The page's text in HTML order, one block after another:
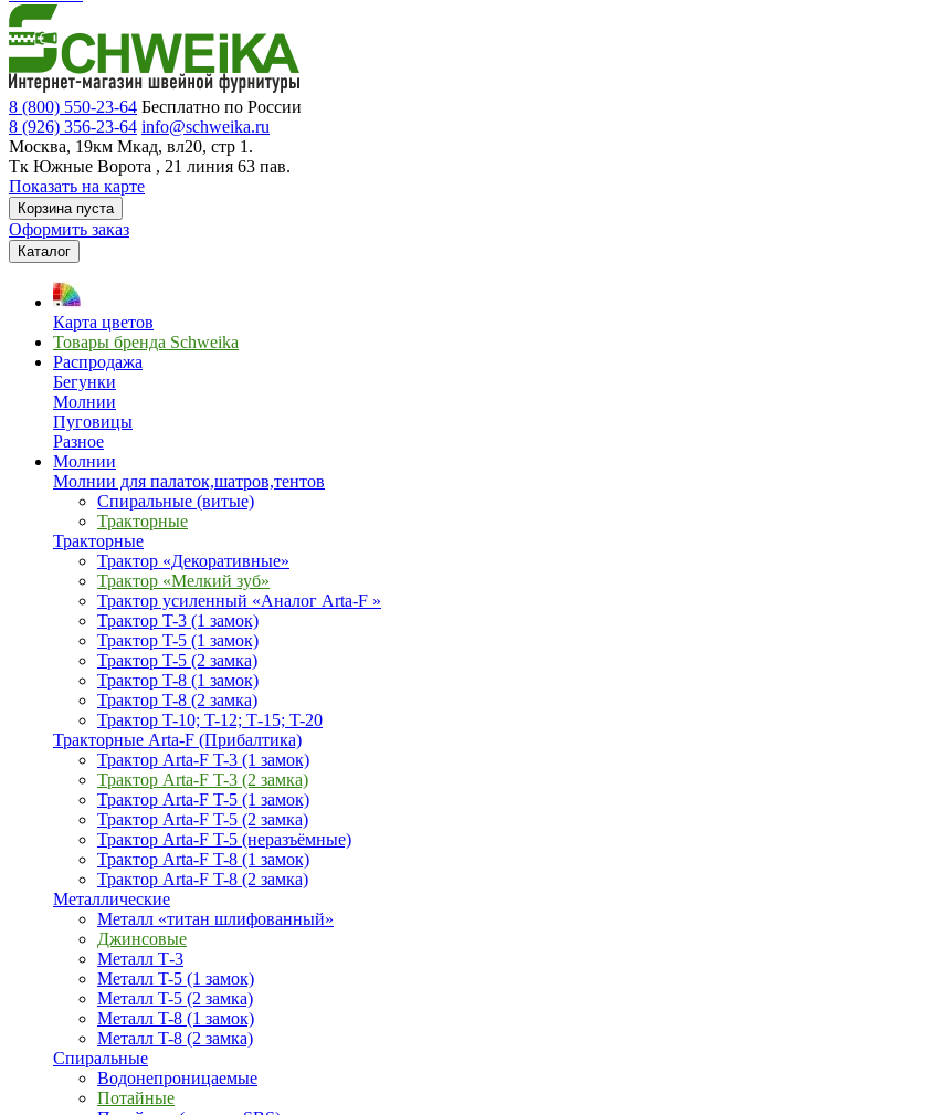
8 (800) 550-23-64 Бесплатно по России
8 (926) 356-23-64 info@schweika.ru
Москва, 19км Мкад, вл20, стр 1.
Тк Южные Ворота , 21 линия 63 пав.
Показать на карте
Корзина пуста
Оформить заказ
Каталог
Карта цветов
Товары бренда Schweika
Распродажа
Бегунки
Молнии
Пуговицы
Разное
Молнии
Молнии для палаток,шатров,тентов
Спиральные (витые)
Тракторные
Тракторные
Трактор «Декоративные»
Трактор «Мелкий зуб»
Трактор усиленный «Аналог Arta-F »
Трактор T-3 (1 замок)
Трактор T-5 (1 замок)
Трактор T-5 (2 замка)
Трактор T-8 (1 замок)
Трактор T-8 (2 замка)
Трактор T-10; T-12; Т-15; T-20
Тракторные Arta-F (Прибалтика)
Трактор Arta-F T-3 (1 замок)
Трактор Arta-F T-3 (2 замка)
Трактор Arta-F T-5 (1 замок)
Трактор Arta-F T-5 (2 замка)
Трактор Arta-F T-5 (неразъёмные)
Трактор Arta-F T-8 (1 замок)
Трактор Arta-F T-8 (2 замка)
Металлические
Металл «титан шлифованный»
Джинсовые
Металл Т-3
Металл T-5 (1 замок)
Металл T-5 (2 замка)
Металл T-8 (1 замок)
Металл T-8 (2 замка)
Спиральные
Водонепроницаемые
Потайные